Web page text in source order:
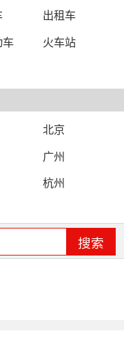
出租车
车 火车站
北京
广州
杭州
搜索